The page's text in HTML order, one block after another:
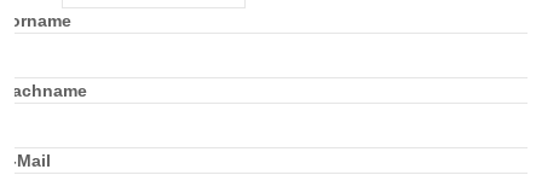
Vorname
Nachname
E-Mail